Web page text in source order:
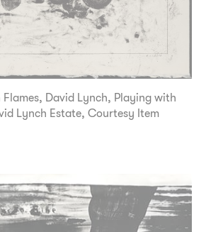
Flames, David Lynch, Playing with
Lynch Estate, Courtesy Item